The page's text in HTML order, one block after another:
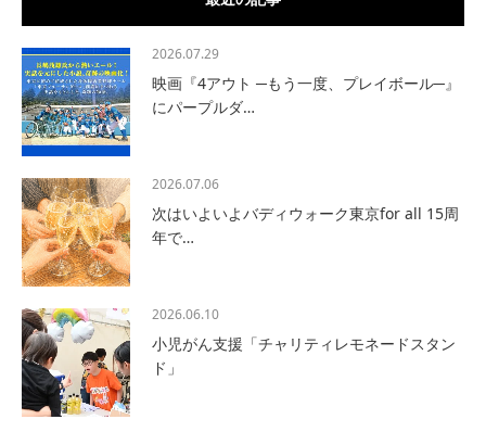
2026.07.29
映画『4アウト ─もう一度、プレイボール─』
にパープルダ…
2026.07.06
次はいよいよバディウォーク東京for all 15周
年で…
2026.06.10
小児がん支援「チャリティレモネードスタン
ド」